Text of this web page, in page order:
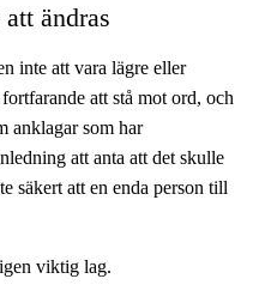
ändras
inte att vara lägre eller
att stå mot ord, och
anklagar som har
att anta att det skulle
säkert att en enda person till
viktig lag.